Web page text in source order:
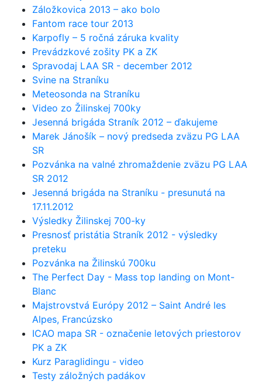
Záložkovica 2013 – ako bolo
Fantom race tour 2013
Karpofly – 5 ročná záruka kvality
Prevádzkové zošity PK a ZK
Spravodaj LAA SR - december 2012
Svine na Straníku
Meteosonda na Straníku
Video zo Žilinskej 700ky
Jesenná brigáda Straník 2012 – ďakujeme
Marek Jánošík – nový predseda zväzu PG LAA
SR
Pozvánka na valné zhromaždenie zväzu PG LAA
SR 2012
Jesenná brigáda na Straníku - presunutá na
17.11.2012
Výsledky Žilinskej 700-ky
Presnosť pristátia Straník 2012 - výsledky
preteku
Pozvánka na Žilinskú 700ku
The Perfect Day - Mass top landing on Mont-
Blanc
Majstrovstvá Európy 2012 – Saint André les
Alpes, Francúzsko
ICAO mapa SR - označenie letových priestorov
PK a ZK
Kurz Paraglidingu - video
Testy záložných padákov